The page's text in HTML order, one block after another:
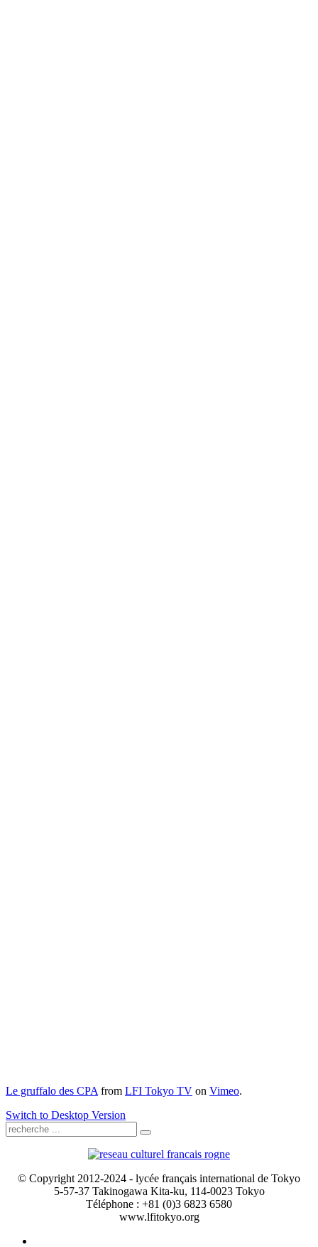
Le gruffalo des CPA from LFI Tokyo TV on Vimeo.
Switch to Desktop Version
© Copyright 2012-2024 - lycée français international de Tokyo
5-57-37 Takinogawa Kita-ku, 114-0023 Tokyo
Téléphone : +81 (0)3 6823 6580
www.lfitokyo.org